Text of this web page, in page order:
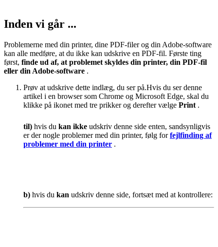
Inden vi går ...
Problemerne med din printer, dine PDF-filer og din Adobe-software
kan alle medføre, at du ikke kan udskrive en PDF-fil. Første ting
først, finde ud af, at problemet skyldes din printer, din PDF-fil
eller din Adobe-software .
Prøv at udskrive dette indlæg, du ser på.Hvis du ser denne
artikel i en browser som Chrome og Microsoft Edge, skal du
klikke på ikonet med tre prikker og derefter vælge Print .
til) hvis du kan ikke udskriv denne side enten, sandsynligvis
er der nogle problemer med din printer, følg forfejlfinding af
problemer med din printer .
b) hvis du kan udskriv denne side, fortsæt med at kontrollere: